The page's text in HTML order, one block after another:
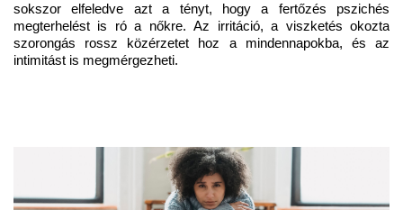
sokszor elfeledve azt a tényt, hogy a fertőzés pszichés
megterhelést is ró a nőkre. Az irritáció, a viszketés okozta
szorongás rossz közérzetet hoz a mindennapokba, és az
intimitást is megmérgezheti.